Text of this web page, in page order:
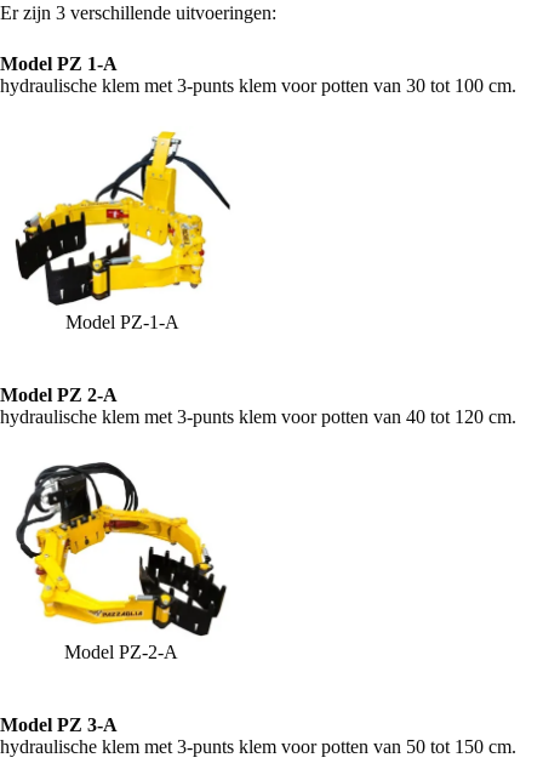
Er zijn 3 verschillende uitvoeringen:
Model PZ 1-A
hydraulische klem met 3-punts klem voor potten van 30 tot 100 cm.
Model PZ-1-A
Model PZ 2-A
hydraulische klem met 3-punts klem voor potten van 40 tot 120 cm.
Model PZ-2-A
Model PZ 3-A
hydraulische klem met 3-punts klem voor potten van 50 tot 150 cm.